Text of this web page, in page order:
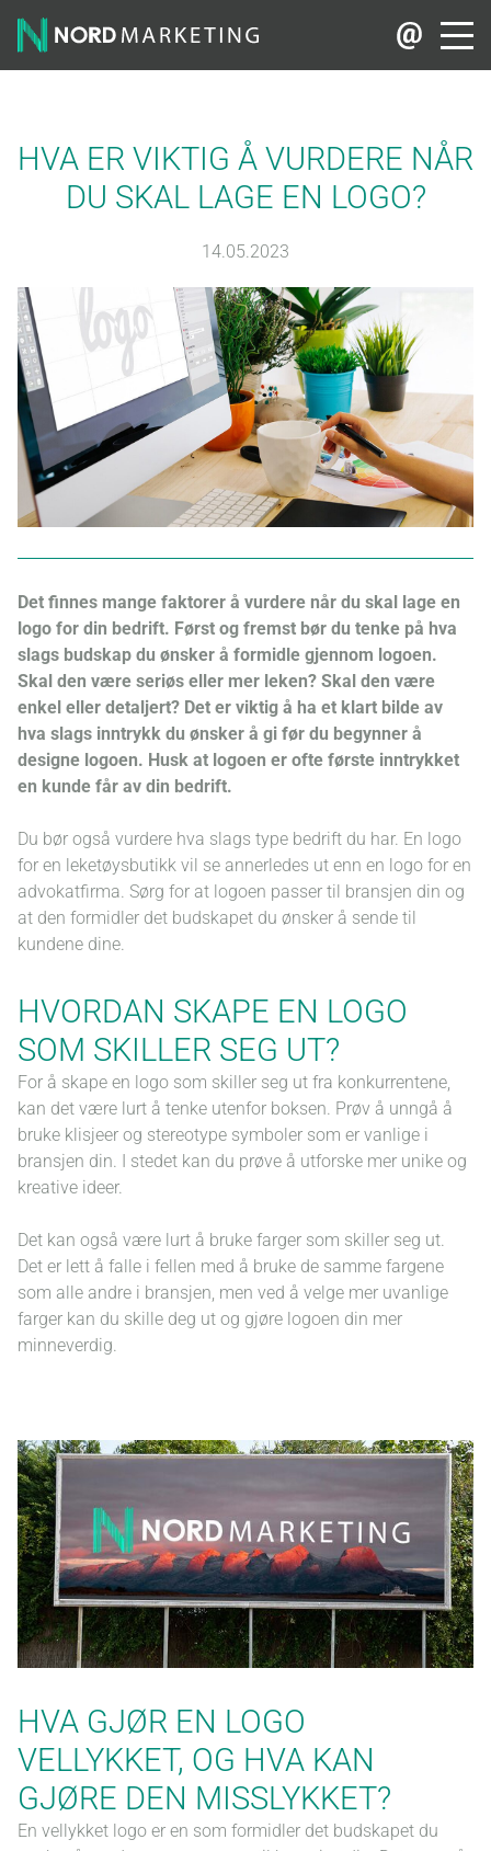
HVA ER VIKTIG Å VURDERE NÅR
DU SKAL LAGE EN LOGO?
14.05.2023
Det finnes mange faktorer å vurdere når du skal lage en
logo for din bedrift. Først og fremst bør du tenke på hva
slags budskap du ønsker å formidle gjennom logoen.
Skal den være seriøs eller mer leken? Skal den være
enkel eller detaljert? Det er viktig å ha et klart bilde av
hva slags inntrykk du ønsker å gi før du begynner å
designe logoen. Husk at logoen er ofte første inntrykket
en kunde får av din bedrift.
Du bør også vurdere hva slags type bedrift du har. En logo
for en leketøysbutikk vil se annerledes ut enn en logo for en
advokatfirma. Sørg for at logoen passer til bransjen din og
at den formidler det budskapet du ønsker å sende til
kundene dine.
HVORDAN SKAPE EN LOGO
SOM SKILLER SEG UT?
For å skape en logo som skiller seg ut fra konkurrentene,
kan det være lurt å tenke utenfor boksen. Prøv å unngå å
bruke klisjeer og stereotype symboler som er vanlige i
bransjen din. I stedet kan du prøve å utforske mer unike og
kreative ideer.
Det kan også være lurt å bruke farger som skiller seg ut.
Det er lett å falle i fellen med å bruke de samme fargene
som alle andre i bransjen, men ved å velge mer uvanlige
farger kan du skille deg ut og gjøre logoen din mer
minneverdig.
HVA GJØR EN LOGO
VELLYKKET, OG HVA KAN
GJØRE DEN MISSLYKKET?
En vellykket logo er en som formidler det budskapet du